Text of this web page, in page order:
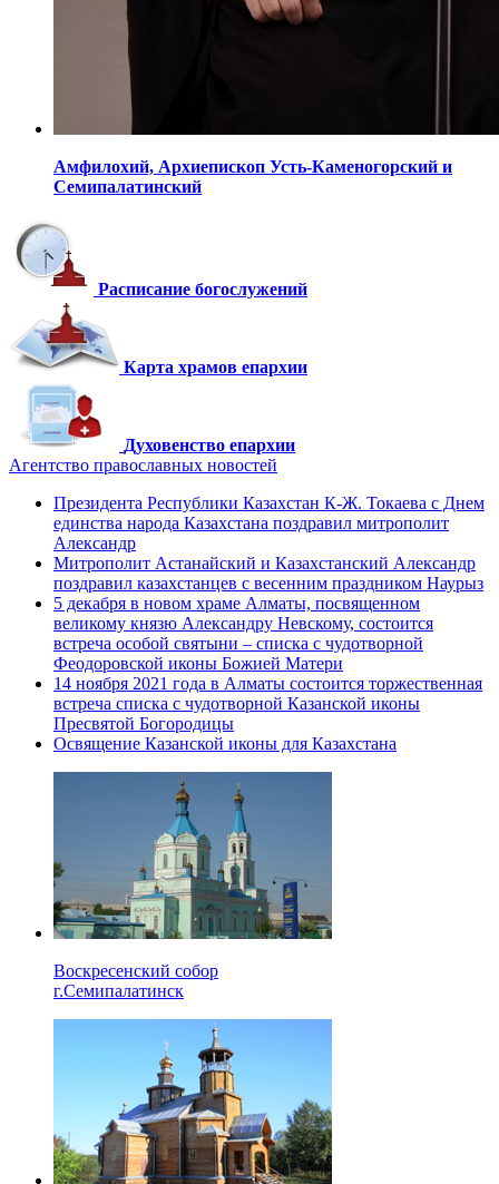
Амфилохий, Архиепископ Усть-Каменогорский и
Семипалатинский
Расписание богослужений
Карта храмов епархии
Духовенство епархии
Агентство православных новостей
Президента Республики Казахстан К-Ж. Токаева с Днем
единства народа Казахстана поздравил митрополит
Александр
Митрополит Астанайский и Казахстанский Александр
поздравил казахстанцев с весенним праздником Наурыз
5 декабря в новом храме Алматы, посвященном
великому князю Александру Невскому, состоится
встреча особой святыни – списка с чудотворной
Феодоровской иконы Божией Матери
14 ноября 2021 года в Алматы состоится торжественная
встреча списка с чудотворной Казанской иконы
Пресвятой Богородицы
Освящение Казанской иконы для Казахстана
Воскресенский собор
г.Семипалатинск